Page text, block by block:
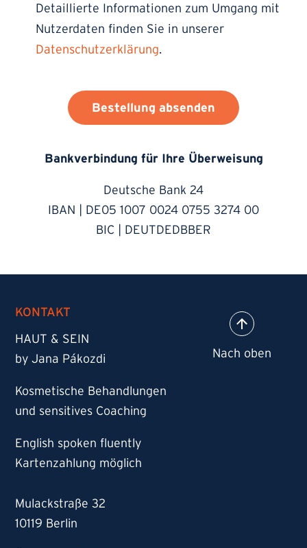
Detaillierte Informationen zum Umgang mit
Nutzerdaten finden Sie in unserer
Datenschutzerklärung.
Bestellung absenden
Bankverbindung für Ihre Überweisung
Deutsche Bank 24
IBAN | DE05 1007 0024 0755 3274 00
BIC | DEUTDEDBBER
KONTAKT
HAUT & SEIN
by Jana Pákozdi
Kosmetische Behandlungen
und sensitives Coaching
English spoken fluently
Kartenzahlung möglich
Mulackstraße 32
10119 Berlin